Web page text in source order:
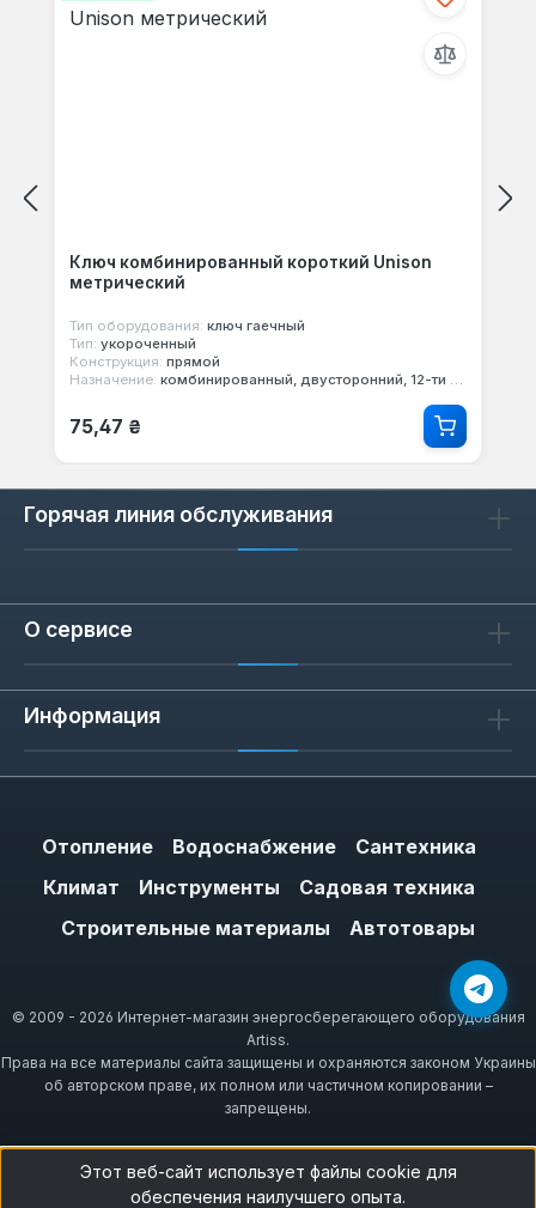
Ключ комбинированный короткий Unison
метрический
Тип оборудования: ключ гаечный
Тип: укороченный
Конструкция: прямой
Назначение: комбинированный, двусторонний, 12-ти гранный
Обычная цена:
75,47 ₴
Горячая линия обслуживания
О сервисе
Информация
Отопление Водоснабжение
Сантехника
Климат
Инструменты
Садовая техника
Строительные материалы
Автотовары
© 2009 - 2026 Интернет-магазин энергосберегающего оборудования
Artiss.
Права на все материалы сайта защищены и охраняются законом Украины
об авторском праве, их полном или частичном копировании –
запрещены.
Этот веб-сайт использует файлы cookie для
обеспечения наилучшего опыта.